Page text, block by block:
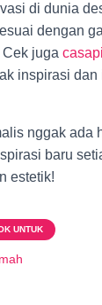
di dunia
dengan
juga
inspirasi dan
nggak ada
baru
estetik!
UNTUK